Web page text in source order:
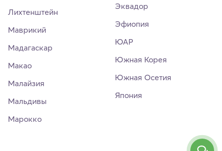
Лихтенштейн
Маврикий
Мадагаскар
Макао
Малайзия
Мальдивы
Марокко
Эквадор
Эфиопия
ЮАР
Южная Корея
Южная Осетия
Япония